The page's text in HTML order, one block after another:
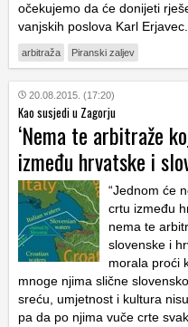
očekujemo da će donijeti
vanjskih poslova Karl Erjavec.
arbitraža Piranski zaljev
20.08.2015. (17:20)
Kao susjedi u Zagorju
‘Nema te arbitraže
između hrvatske i
“Jednom će
crtu između
nema te
slovenske i
morala proći
mnoge njima slične
sreću, umjetnost i kultura
pa da po njima vuče crte